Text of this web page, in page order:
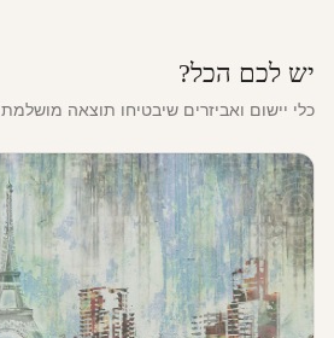
יש לכם הכל?
כלי יישום ואביזרים שיבטיחו תוצאה מושלמת